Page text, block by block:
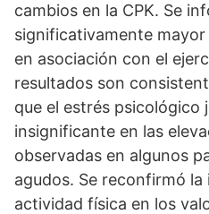
cambios en la CPK. Se
significativamente mayor
en asociación con el
resultados son
que el estrés psicológico
insignificante en las
observadas en algunos
agudos. Se reconfirmó
actividad física en los